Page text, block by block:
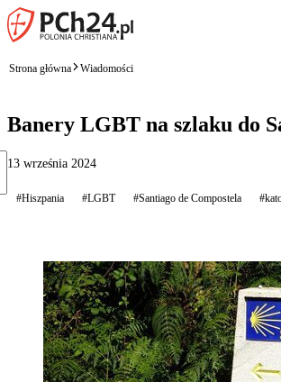
Strona główna Wiadomości
Banery LGBT na szlaku do
13 września 2024
#Hiszpania #LGBT #Santiago de Compostela